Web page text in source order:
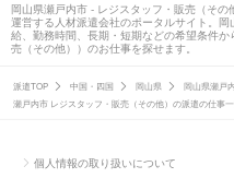
岡山県瀬戸内市 - レジスタッフ・販売（そ
運営する人材派遣会社のポータルサイト。
給、勤務時間、長期・短期などの希望条件
売（その他））のお仕事を探せます。
派遣TOP 中国・四国 岡山県 岡山県瀬戸
瀬戸内市 レジスタッフ・販売（その他）の派遣の仕事
個人情報の取り扱いについて